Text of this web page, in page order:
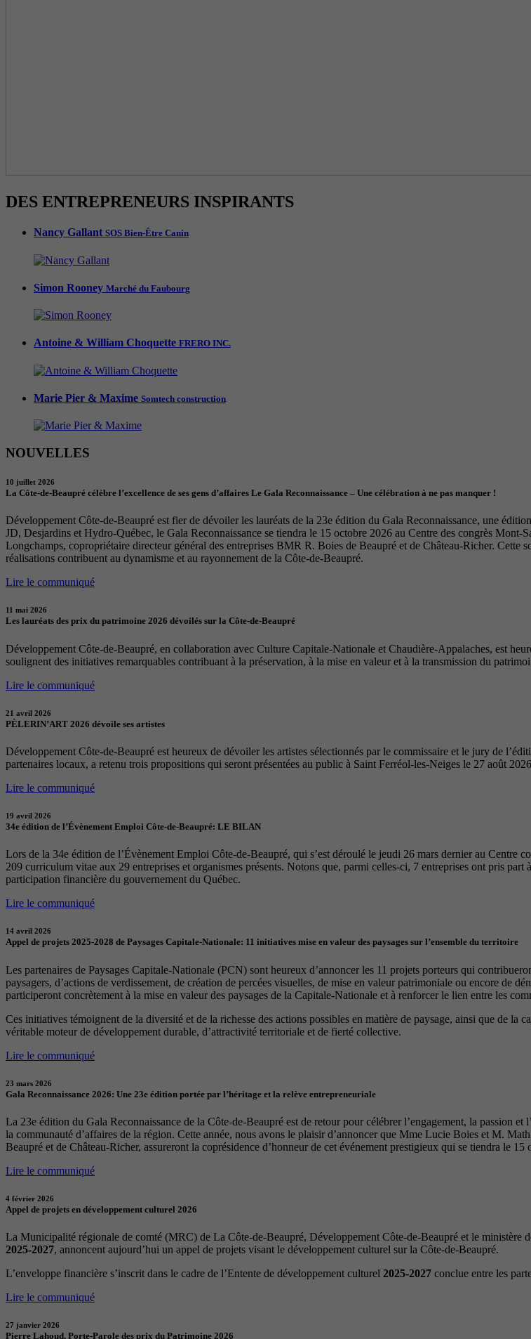
DES ENTREPRENEURS INSPIRANTS
Nancy Gallant SOS Bien-Être Canin
Simon Rooney Marché du Faubourg
Antoine & William Choquette FRERO INC.
Marie Pier & Maxime Somtech construction
NOUVELLES
10 juillet 2026
La Côte-de-Beaupré célèbre l’excellence de ses gens d’affaires Le Gala Reconnaissance – Une célébration à ne pas manquer !
Développement Côte-de-Beaupré est fier de dévoiler les lauréats de la 23e édition du Gala Reconnaissance, une
JD, Desjardins et Hydro-Québec, le Gala Reconnaissance se tiendra le 15 octobre 2026 au Centre des congrès
Longchamps, copropriétaire directeur général des entreprises BMR R. Boies de Beaupré et de Château-Richer. Cette
réalisations contribuent au dynamisme et au rayonnement de la Côte-de-Beaupré.
Lire le communiqué
11 mai 2026
Les lauréats des prix du patrimoine 2026 dévoilés sur la Côte-de-Beaupré
Développement Côte-de-Beaupré, en collaboration avec Culture Capitale-Nationale et Chaudière-Appalaches, est
soulignent des initiatives remarquables contribuant à la préservation, à la mise en valeur et à la transmission du
Lire le communiqué
21 avril 2026
PÈLERIN’ART 2026 dévoile ses artistes
Développement Côte-de-Beaupré est heureux de dévoiler les artistes sélectionnés par le commissaire et le jury de
partenaires locaux, a retenu trois propositions qui seront présentées au public à Saint Ferréol-les-Neiges le 27 août
Lire le communiqué
19 avril 2026
34e édition de l’Évènement Emploi Côte-de-Beaupré: LE BILAN
Lors de la 34e édition de l’Évènement Emploi Côte-de-Beaupré, qui s’est déroulé le jeudi 26 mars dernier au Centre
209 curriculum vitae aux 29 entreprises et organismes présents. Notons que, parmi celles-ci, 7 entreprises ont pris
participation financière du gouvernement du Québec.
Lire le communiqué
14 avril 2026
Appel de projets 2025-2028 de Paysages Capitale-Nationale: 11 initiatives mise en valeur des paysages sur l’ensemble du territoire
Les partenaires de Paysages Capitale-Nationale (PCN) sont heureux d’annoncer les 11 projets porteurs qui
paysagers, d’actions de verdissement, de création de percées visuelles, de mise en valeur patrimoniale ou encore de
participeront concrètement à la mise en valeur des paysages de la Capitale-Nationale et à renforcer le lien entre les
Ces initiatives témoignent de la diversité et de la richesse des actions possibles en matière de paysage, ainsi que de
véritable moteur de développement durable, d’attractivité territoriale et de fierté collective.
Lire le communiqué
23 mars 2026
Gala Reconnaissance 2026: Une 23e édition portée par l’héritage et la relève entrepreneuriale
La 23e édition du Gala Reconnaissance de la Côte-de-Beaupré est de retour pour célébrer l’engagement, la passion
la communauté d’affaires de la région. Cette année, nous avons le plaisir d’annoncer que Mme Lucie Boies et M.
Beaupré et de Château-Richer, assureront la coprésidence d’honneur de cet événement prestigieux qui se tiendra le
Lire le communiqué
4 février 2026
Appel de projets en développement culturel 2026
La Municipalité régionale de comté (MRC) de La Côte-de-Beaupré, Développement Côte-de-Beaupré et le ministère
2025-2027, annoncent aujourd’hui un appel de projets visant le développement culturel sur la Côte-de-Beaupré.
L’enveloppe financière s’inscrit dans le cadre de l’Entente de développement culturel 2025-2027 conclue entre les
Lire le communiqué
27 janvier 2026
Pierre Lahoud, Porte-Parole des prix du Patrimoine 2026